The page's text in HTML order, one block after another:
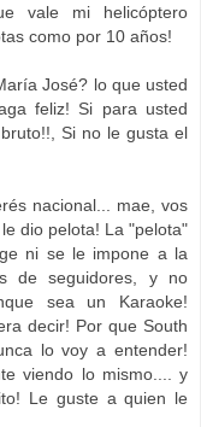
vale mi helicóptero
como por 10 años!
José? lo que usted
feliz! Si para usted
Si no le gusta el
nacional... mae, vos
dio pelota! La "pelota"
ni se le impone a la
de seguidores, y no
sea un Karaoke!
decir! Por que South
lo voy a entender!
viendo lo mismo.... y
Le guste a quien le